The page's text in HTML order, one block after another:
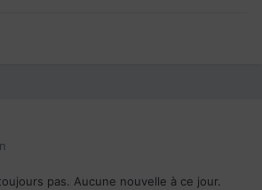
pas. Aucune nouvelle à ce jour.